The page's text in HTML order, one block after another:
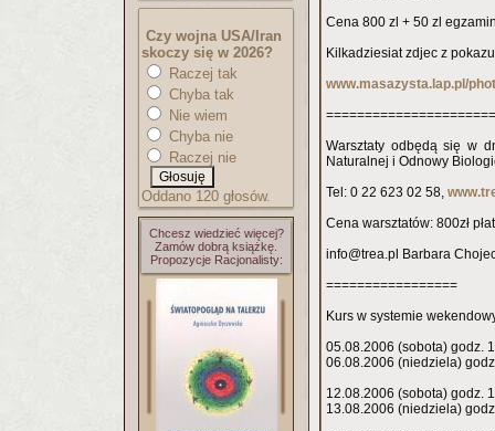
Czy wojna USA/Iran
skoczy się w 2026?
Raczej tak
Chyba tak
Nie wiem
Chyba nie
Raczej nie
Oddano 120 głosów.
Chcesz wiedzieć więcej?
Zamów dobrą książkę.
Propozycje Racjonalisty:
Cena 800 zl + 50 zl
Kilkadziesiat zdjec z
www.masazysta.lap.pl/
Warsztaty odbędą się w
Naturalnej i Odnowy
Tel: 0 22 623 02 58,
Cena warsztatów: 800zł
info@trea.pl Barbara
=================
Kurs w systemie
05.08.2006 (sobota) godz.
06.08.2006 (niedziela)
12.08.2006 (sobota) godz.
13.08.2006 (niedziela)